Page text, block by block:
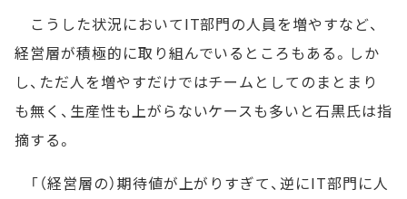
こうした状況においてIT部門の人員を増やすなど、
経営層が積極的に取り組んでいるところもある。しか
し、ただ人を増やすだけではチームとしてのまとまり
も無く、生産性も上がらないケースも多いと石黒氏は指
摘する。
「（経営層の）期待値が上がりすぎて、逆にIT部門に人